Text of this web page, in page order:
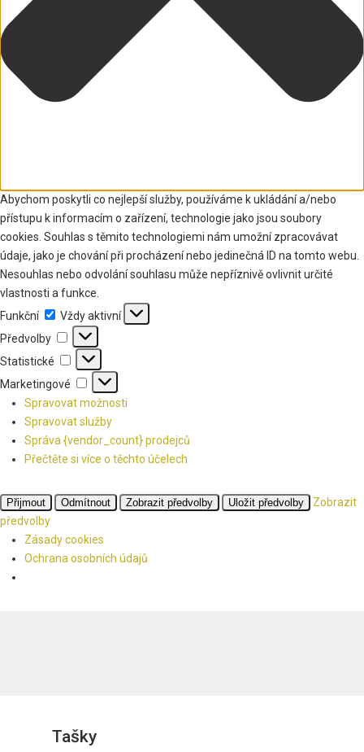
Abychom poskytli co nejlepší služby, používáme k ukládání a/nebo
přístupu k informacím o zařízení, technologie jako jsou soubory
cookies. Souhlas s těmito technologiemi nám umožní zpracovávat
údaje, jako je chování při procházení nebo jedinečná ID na tomto webu.
Nesouhlas nebo odvolání souhlasu může nepříznivě ovlivnit určité
vlastnosti a funkce.
Funkční
Funkční
Vždy aktivní
Předvolby
Předvolby
Statistické Statistické
Marketingové
Marketingové
Spravovat možnosti
Spravovat služby
Správa {vendor_count} prodejců
Přečtěte si více o těchto účelech
Přijmout Odmítnout Zobrazit předvolby Uložit předvolby
Zobrazit
předvolby
Zásady cookies
Ochrana osobních údajů
Tašky